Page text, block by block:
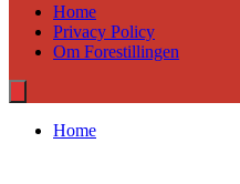
Home
Privacy Policy
Om Forestillingen
Home